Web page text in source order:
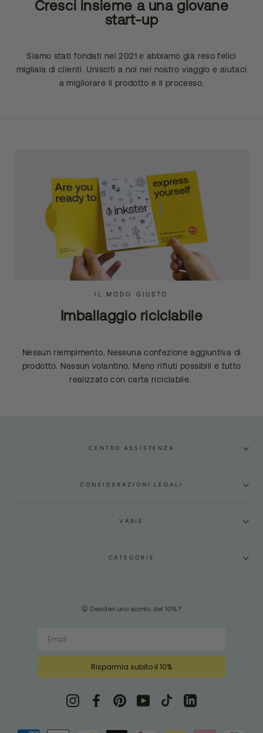
Cresci insieme a una giovane
start-up
Siamo stati fondati nel 2021 e abbiamo già reso felici
migliaia di clienti. Unisciti a noi nel nostro viaggio e aiutaci
a migliorare il prodotto e il processo.
IL MODO GIUSTO
Imballaggio riciclabile
Nessun riempimento. Nessuna confezione aggiuntiva di
prodotto. Nessun volantino. Meno rifiuti possibili e tutto
realizzato con carta riciclabile.
CENTRO ASSISTENZA
CONSIDERAZIONI LEGALI
VARIE
CATEGORIE
🤫 Desideri uno sconto del 10%?
Risparmia subito il 10%